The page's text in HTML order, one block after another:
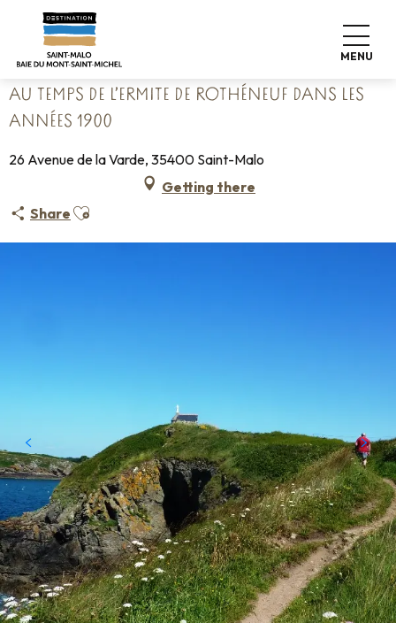
contenu
MENU
Home
Au temps de l’Ermite de Rothéneuf dans les années 1900
AU TEMPS DE L’ERMITE DE ROTHÉNEUF DANS LES
ANNÉES 1900
26 Avenue de la Varde, 35400 Saint-Malo
Getting there
Share Ajouter aux favoris